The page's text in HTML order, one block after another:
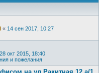
« 14 сен 2017, 10:27
28 окт 2015, 18:40
и пожелания
на ул Ракитная 12 а/1